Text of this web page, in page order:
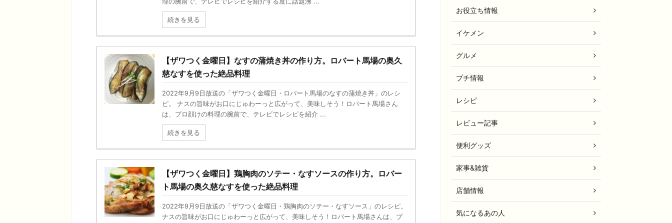
続きを見る
【ザワつく金曜日】なすの蒲焼き丼の作り方。ロバート馬場の奥久
慈なすを使った絶品料理
2022年9月9日放送の「ザワつく金曜日・ロバート馬場のなすの蒲焼き丼」のレシ
ピ。 ナスの旨味がお口にじゅわーっと広がって、美味しそう！ロバート馬場さん
は、プロ顔けの料理の腕前で、テレビでレシピを紹介 ...
続きを見る
【ザワつく金曜日】鶏胸肉のソテー・なすソースの作り方。ロバー
ト馬場の奥久慈なすを使った絶品料理
2022年9月9日放送の「ザワつく金曜日・鶏胸肉のソテー・なすソース」のレシピ。
ナスの旨味がお口にじゅわーっと広がって、美味しそう！ロバート馬場さんは、プ
お役立ち情報
イケメン
グルメ
プチ情報
レシピ
レビュー記事
便利グッズ
家事&雑貨
店舗情報
気になるあの人